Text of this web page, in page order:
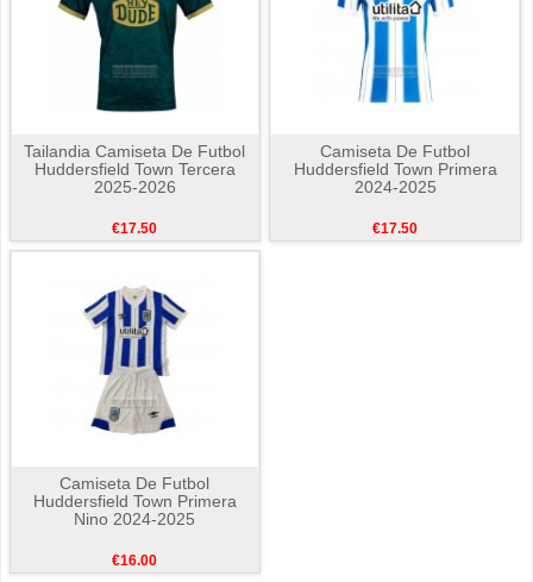
Tailandia Camiseta De Futbol
Huddersfield Town Tercera
2025-2026
€17.50
Camiseta De Futbol
Huddersfield Town Primera
2024-2025
€17.50
Camiseta De Futbol
Huddersfield Town Primera
Nino 2024-2025
€16.00